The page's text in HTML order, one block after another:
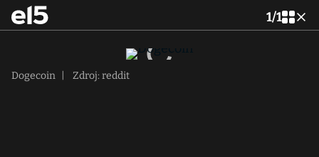
1/1
Dogecoin Zdroj: reddit